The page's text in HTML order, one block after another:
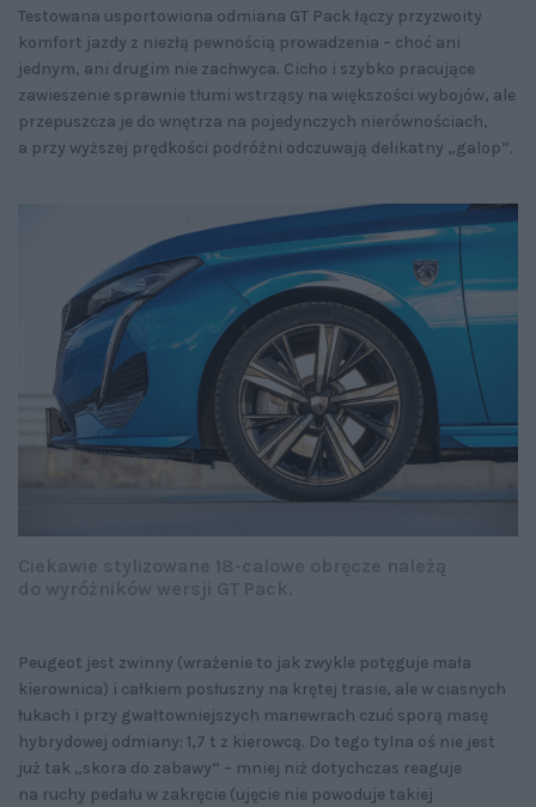
Testowana usportowiona odmiana GT Pack łączy przyzwoity
komfort jazdy z niezłą pewnością prowadzenia – choć ani
jednym, ani drugim nie zachwyca. Cicho i szybko pracujące
zawieszenie sprawnie tłumi wstrząsy na większości wybojów, ale
przepuszcza je do wnętrza na pojedynczych nierównościach,
a przy wyższej prędkości podróżni odczuwają delikatny „galop”.
Peugeot jest zwinny (wrażenie to jak zwykle potęguje mała
kierownica) i całkiem posłuszny na krętej trasie, ale w ciasnych
łukach i przy gwałtowniejszych manewrach czuć sporą masę
hybrydowej odmiany: 1,7 t z kierowcą. Do tego tylna oś nie jest
już tak „skora do zabawy” – mniej niż dotychczas reaguje
na ruchy pedału w zakręcie (ujęcie nie powoduje takiej